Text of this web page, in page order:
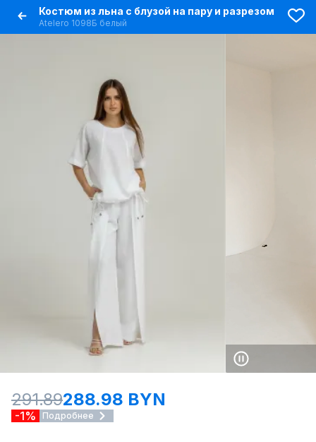
Костюм из льна с блузой на пару и разрезом
Atelero 1098Б белый
291.89288.98 BYN
-1% Подробнее